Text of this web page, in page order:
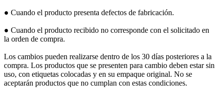
● Cuando el producto presenta defectos de fabricación.
● Cuando el producto recibido no corresponde con el solicitado en
la orden de compra.
Los cambios pueden realizarse dentro de los 30 días posteriores a la
compra. Los productos que se presenten para cambio deben estar sin
uso, con etiquetas colocadas y en su empaque original. No se
aceptarán productos que no cumplan con estas condiciones.